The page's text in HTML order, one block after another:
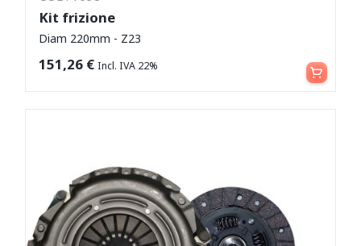
Kit frizione
Diam 220mm - Z23
151,26 € Incl. IVA 22% Leggi tutto